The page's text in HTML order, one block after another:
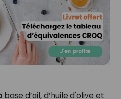
d’ail, d’huile d'olive et